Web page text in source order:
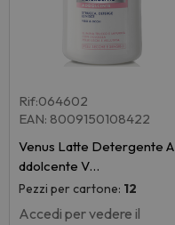
Rif:064602
EAN: 8009150108422
Venus Latte Detergente A
ddolcente V…
Pezzi per cartone: 12
Accedi per vedere il